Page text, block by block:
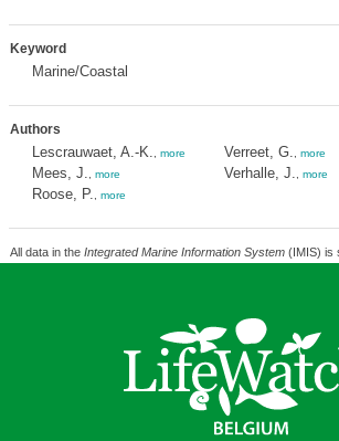
Keyword
Marine/Coastal
Authors
Lescrauwaet, A.-K. more
Mees, J. more
Roose, P. more
Verreet, G. more
Verhalle, J. more
All data in the Integrated Marine Information System(IMIS) is